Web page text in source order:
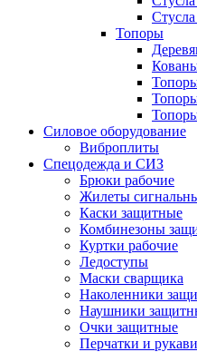
Топоры
Силовое оборудование
Виброплиты
Спецодежда и СИЗ
Брюки рабочие
Жилеты
Каски защитные
Комбинезоны
Куртки рабочие
Ледоступы
Маски сварщика
Наколенники
Наушники
Очки защитные
Перчатки и